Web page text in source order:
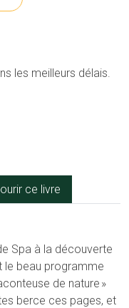
les meilleurs délais.
ce livre
Spa à la découverte
le beau programme
de nature »
berce ces pages, et